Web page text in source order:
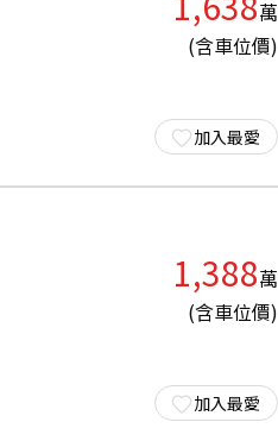
萬
(含車位價)
加入最愛
1,388萬
(含車位價)
加入最愛